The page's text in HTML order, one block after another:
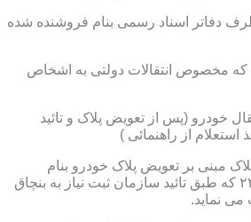
دفاتر اسناد رسمی بنام فروشنده شده
که مخصوص انتقالات دولتی به اشخاص
خودرو (پس از تعویض پلاک و تائید
از راهنمائی )
مبنی بر تعویض پلاک خودرو بنام
فروشنده قبل از ۲۳/۰۷/۸۴ که طبق تائید سازمان ثبت نیاز به بنچاق
می نماید.